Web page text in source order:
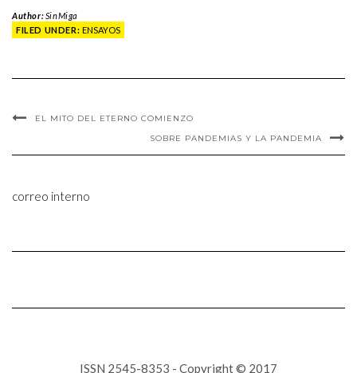
Author:SinMiga
FILED UNDER: ENSAYOS
EL MITO DEL ETERNO COMIENZO
SOBRE PANDEMIAS Y LA PANDEMIA
correo interno
ISSN 2545-8353 - Copyright © 2017